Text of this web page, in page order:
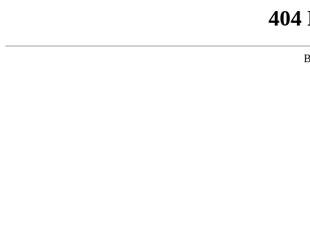
404